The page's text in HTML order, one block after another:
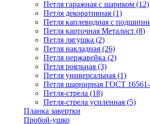
Петля гаражная с шариком (12)
Петля декоративная (1)
Петля каплевидная с
Петля карточная Металист (8)
Петля лягушка (2)
Петля накладная (26)
Петля нержавейка (2)
Петля рояльная (3)
Петля универсальная (1)
Петля шарнирная ГОСТ
Петля-стрела (18)
Петля-стрела усиленная (5)
Планка завертки
Пробой-ушко